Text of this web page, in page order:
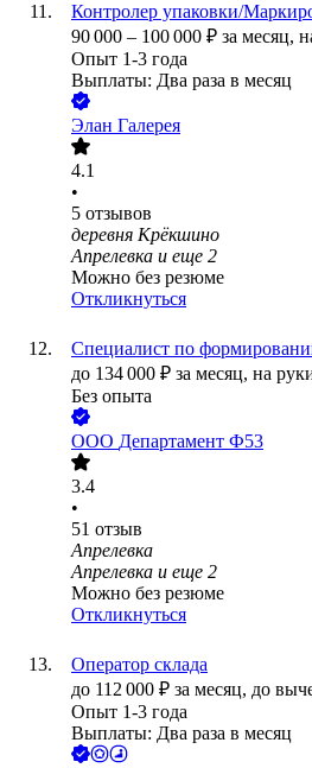
Контролер упаковки/
90 000 – 100 000 ₽ за месяц,
Опыт 1-3 года
Выплаты: Два раза в месяц
Элан Галерея
4.1
•
5 отзывов
деревня Крёкшино
Апрелевка и еще 2
Можно без резюме
Откликнуться
Специалист по
до 134 000 ₽ за месяц, на
Без опыта
ООО Департамент Ф53
3.4
•
51 отзыв
Апрелевка
Апрелевка и еще 2
Можно без резюме
Откликнуться
Оператор склада
до 112 000 ₽ за месяц, до
Опыт 1-3 года
Выплаты: Два раза в месяц